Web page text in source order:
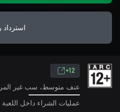
استرداد
12+
عنف متوسط، سب غير
عمليات الشراء داخل اللعبة